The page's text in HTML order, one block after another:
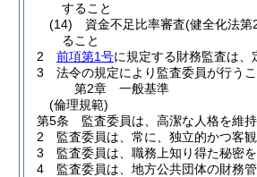
すること
(14)
資金不足比率審査(健全化法第
ること
2
前項第1号に規定する財務監査は、
3
法令の規定により監査委員が行う
第2章
一般基準
(倫理規範)
第5条
監査委員は、高潔な人格を維
2
監査委員は、常に、独立的かつ客
3
監査委員は、職務上知り得た秘密
4
監査委員は、地方公共団体の財務